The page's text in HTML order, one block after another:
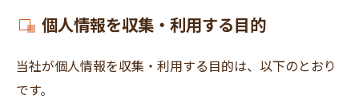
個人情報を収集・利用する目的
当社が個人情報を収集・利用する目的は、以下のとおり
です。